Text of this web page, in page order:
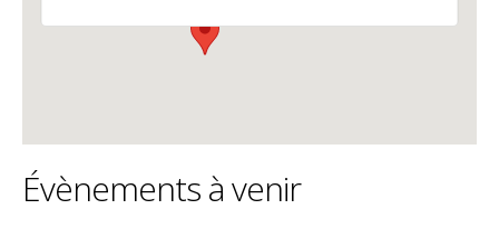
Évènements à venir